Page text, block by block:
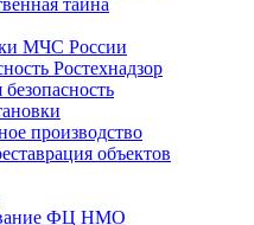
тайна
МЧС России
Ростехнадзор
производство
объектов
ФЦ НМО